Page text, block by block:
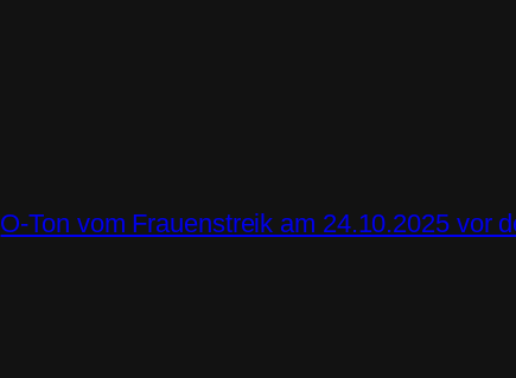
O-Ton vom Frauenstreik am 24.10.2025 vor